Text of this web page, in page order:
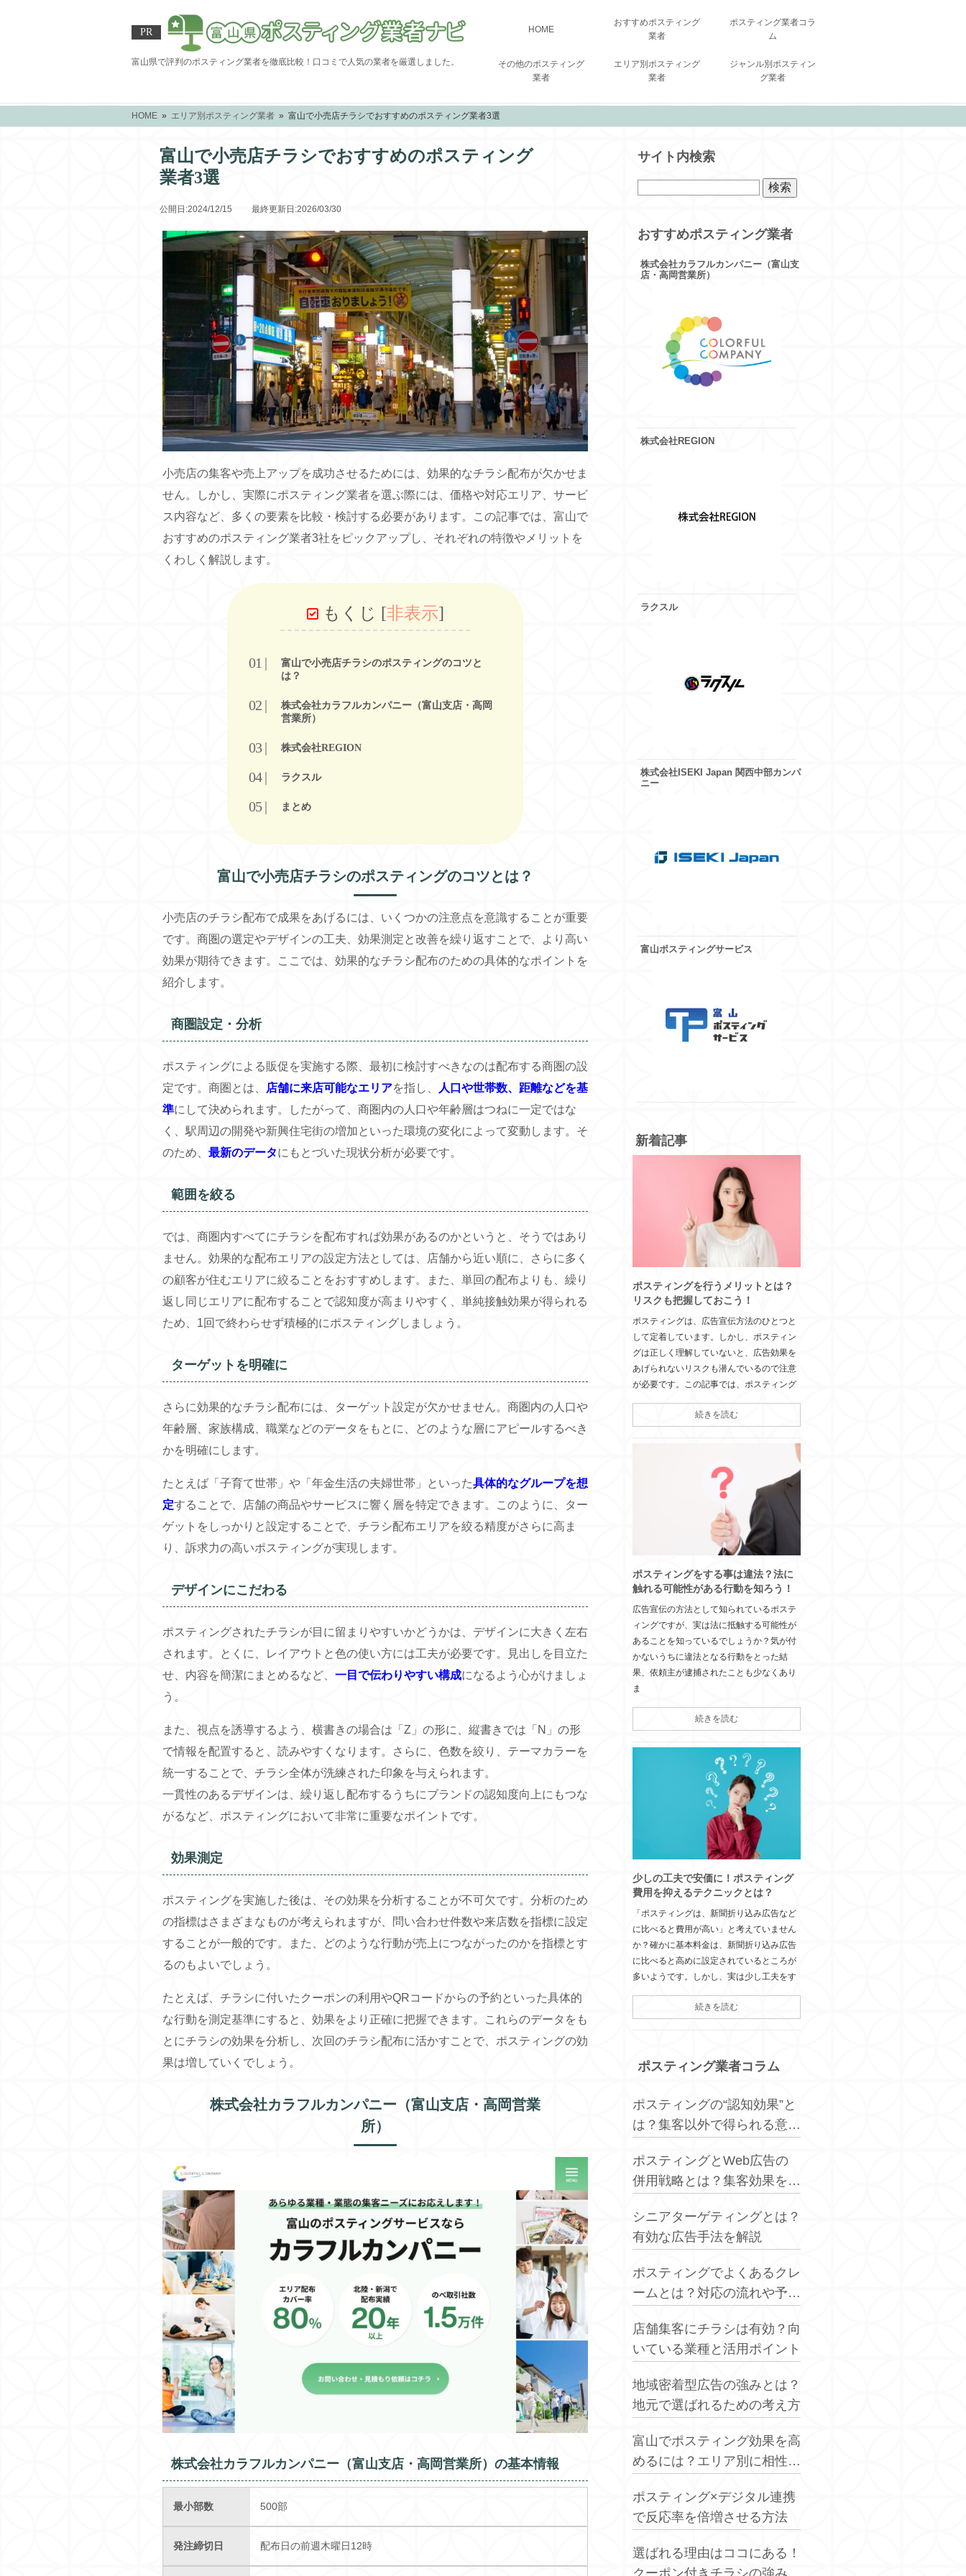
PR
富山県で評判のポスティング業者を徹底比較！口コミで人気の業者を厳選しました。
HOME
おすすめポスティング
業者
ポスティング業者コラ
ム
その他のポスティング
業者
エリア別ポスティング
業者
ジャンル別ポスティン
グ業者
HOME » エリア別ポスティング業者 » 富山で小売店チラシでおすすめのポスティング業者3選
富山で小売店チラシでおすすめのポスティング
業者3選
公開日:2024/12/15 最終更新日:2026/03/30
小売店の集客や売上アップを成功させるためには、効果的なチラシ配布が欠かせま
せん。しかし、実際にポスティング業者を選ぶ際には、価格や対応エリア、サービ
ス内容など、多くの要素を比較・検討する必要があります。この記事では、富山で
おすすめのポスティング業者3社をピックアップし、それぞれの特徴やメリットを
くわしく解説します。
もくじ [非表示]
富山で小売店チラシのポスティングのコツと
は？
株式会社カラフルカンパニー（富山支店・高岡
営業所）
株式会社REGION
ラクスル
まとめ
富山で小売店チラシのポスティングのコツとは？
小売店のチラシ配布で成果をあげるには、いくつかの注意点を意識することが重要
です。商圏の選定やデザインの工夫、効果測定と改善を繰り返すことで、より高い
効果が期待できます。ここでは、効果的なチラシ配布のための具体的なポイントを
紹介します。
商圏設定・分析
ポスティングによる販促を実施する際、最初に検討すべきなのは配布する商圏の設
定です。商圏とは、
店舗に来店可能なエリアを指し、
人口や世帯数、距離などを基
準にして決められます。したがって、商圏内の人口や年齢層はつねに一定ではな
く、駅周辺の開発や新興住宅街の増加といった環境の変化によって変動します。そ
のため、最新のデータにもとづいた現状分析が必要です。
範囲を絞る
では、商圏内すべてにチラシを配布すれば効果があるのかというと、そうではあり
ません。効果的な配布エリアの設定方法としては、店舗から近い順に、さらに多く
の顧客が住むエリアに絞ることをおすすめします。また、単回の配布よりも、繰り
返し同じエリアに配布することで認知度が高まりやすく、単純接触効果が得られる
ため、1回で終わらせず積極的にポスティングしましょう。
ターゲットを明確に
さらに効果的なチラシ配布には、ターゲット設定が欠かせません。商圏内の人口や
年齢層、家族構成、職業などのデータをもとに、どのような層にアピールするべき
かを明確にします。
たとえば「子育て世帯」や「年金生活の夫婦世帯」といった具体的なグループを想
定することで、店舗の商品やサービスに響く層を特定できます。このように、ター
ゲットをしっかりと設定することで、チラシ配布エリアを絞る精度がさらに高ま
り、訴求力の高いポスティングが実現します。
デザインにこだわる
ポスティングされたチラシが目に留まりやすいかどうかは、デザインに大きく左右
されます。とくに、レイアウトと色の使い方には工夫が必要です。見出しを目立た
せ、内容を簡潔にまとめるなど、一目で伝わりやすい構成になるよう心がけましょ
う。
また、視点を誘導するよう、横書きの場合は「Z」の形に、縦書きでは「N」の形
で情報を配置すると、読みやすくなります。さらに、色数を絞り、テーマカラーを
統一することで、チラシ全体が洗練された印象を与えられます。
一貫性のあるデザインは、繰り返し配布するうちにブランドの認知度向上にもつな
がるなど、ポスティングにおいて非常に重要なポイントです。
効果測定
ポスティングを実施した後は、その効果を分析することが不可欠です。分析のため
の指標はさまざまなものが考えられますが、問い合わせ件数や来店数を指標に設定
することが一般的です。また、どのような行動が売上につながったのかを指標とす
るのもよいでしょう。
たとえば、チラシに付いたクーポンの利用やQRコードからの予約といった具体的
な行動を測定基準にすると、効果をより正確に把握できます。これらのデータをも
とにチラシの効果を分析し、次回のチラシ配布に活かすことで、ポスティングの効
果は増していくでしょう。
株式会社カラフルカンパニー（富山支店・高岡営業
所）
株式会社カラフルカンパニー（富山支店・高岡営業所）の基本情報
最小部数 500部
発注締切日 配布日の前週木曜日12時
サイト内検索
おすすめポスティング業者
株式会社カラフルカンパニー（富山支
店・高岡営業所）
株式会社REGION
ラクスル
株式会社ISEKI Japan 関西中部カンパ
ニー
富山ポスティングサービス
新着記事
ポスティングを行うメリットとは？
リスクも把握しておこう！
ポスティングは、広告宣伝方法のひとつと
して定着しています。しかし、ポスティン
グは正しく理解していないと、広告効果を
あげられないリスクも潜んでいるので注意
が必要です。この記事では、ポスティング
続きを読む
ポスティングをする事は違法？法に
触れる可能性がある行動を知ろう！
広告宣伝の方法として知られているポステ
ィングですが、実は法に抵触する可能性が
あることを知っているでしょうか？気が付
かないうちに違法となる行動をとった結
果、依頼主が逮捕されたことも少なくあり
ま
続きを読む
少しの工夫で安価に！ポスティング
費用を抑えるテクニックとは？
「ポスティングは、新聞折り込み広告など
に比べると費用が高い」と考えていません
か？確かに基本料金は、新聞折り込み広告
に比べると高めに設定されているところが
多いようです。しかし、実は少し工夫をす
続きを読む
ポスティング業者コラム
ポスティングの“認知効果”と
は？集客以外で得られる意外
ポスティングとWeb広告の
併用戦略とは？集客効果を最
シニアターゲティングとは？
有効な広告手法を解説
ポスティングでよくあるクレ
ームとは？対応の流れや予防
店舗集客にチラシは有効？向
いている業種と活用ポイント
地域密着型広告の強みとは？
地元で選ばれるための考え方
富山でポスティング効果を高
めるには？エリア別に相性の
ポスティング×デジタル連携
で反応率を倍増させる方法
選ばれる理由はココにある！
クーポン付きチラシの強み